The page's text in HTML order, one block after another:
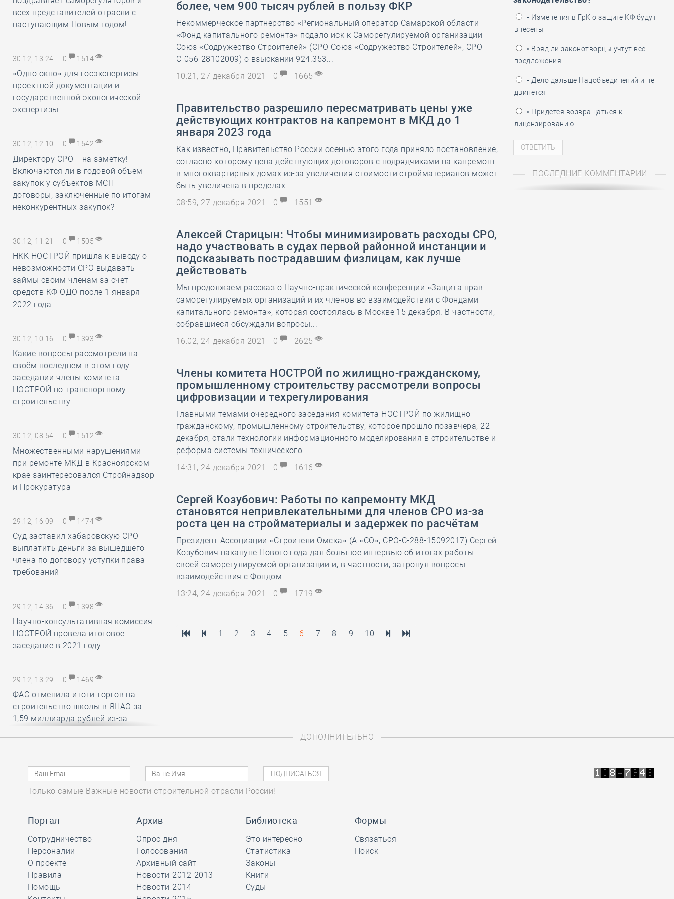
28 мая
всех представителей отрасли с
наступающим Новым годом!
30.12, 13:24 0 1514
«Одно окно» для госэкспертизы
проектной документации и
государственной экологической
экспертизы
30.12, 12:10 0 1542
Директору СРО – на заметку!
Включаются ли в годовой объём
закупок у субъектов МСП
договоры, заключённые по итогам
неконкурентных закупок?
30.12, 11:21 0 1505
НКК НОСТРОЙ пришла к выводу о
невозможности СРО выдавать
займы своим членам за счёт
средств КФ ОДО после 1 января
2022 года
30.12, 10:16 0 1393
Какие вопросы рассмотрели на
своём последнем в этом году
заседании члены комитета
НОСТРОЙ по транспортному
строительству
30.12, 08:54 0 1512
Множественными нарушениями
при ремонте МКД в Красноярском
крае заинтересовался Стройнадзор
и Прокуратура
29.12, 16:09 0 1474
Суд заставил хабаровскую СРО
выплатить деньги за вышедшего
члена по договору уступки права
требований
29.12, 14:36 0 1398
Научно-консультативная комиссия
НОСТРОЙ провела итоговое
заседание в 2021 году
29.12, 13:29 0 1469
ФАС отменила итоги торгов на
строительство школы в ЯНАО за
1,59 миллиарда рублей из-за
29.12, 12:25 0 1437
В строительный полдень. Работу
российских мэров предложили
городской среды
29.12, 11:26 0
Какие вопросы обсудили на своём
первом заседании члены комитета
НОСТРОЙ по цифровой
более, чем 900 тысяч рублей в пользу ФКР
Некоммерческое партнёрство «Региональный оператор Самарской области
«Фонд капитального ремонта» подало иск к Саморегулируемой организации
Союз «Содружество Строителей» (СРО Союз «Содружество Строителей», СРО-
С-056-28102009) о взыскании 924.353...
10:21, 27 декабря 2021
0 1665
Правительство разрешило пересматривать цены уже
действующих контрактов на капремонт в МКД до 1
января 2023 года
Как известно, Правительство России осенью этого года приняло постановление,
согласно которому цена действующих договоров с подрядчиками на капремонт
в многоквартирных домах из-за увеличения стоимости стройматериалов может
быть увеличена в пределах...
08:59, 27 декабря 2021
0 1551
Алексей Старицын: Чтобы минимизировать расходы СРО,
надо участвовать в судах первой районной инстанции и
подсказывать пострадавшим физлицам, как лучше
действовать
Мы продолжаем рассказ о Научно-практической конференции «Защита прав
саморегулируемых организаций и их членов во взаимодействии с Фондами
капитального ремонта», которая состоялась в Москве 15 декабря. В частности,
собравшиеся обсуждали вопросы...
16:02, 24 декабря 2021
0 2625
Члены комитета НОСТРОЙ по жилищно-гражданскому,
промышленному строительству рассмотрели вопросы
цифровизации и техрегулирования
Главными темами очередного заседания комитета НОСТРОЙ по жилищно-
гражданскому, промышленному строительству, которое прошло позавчера, 22
декабря, стали технологии информационного моделирования в строительстве и
реформа системы технического...
14:31, 24 декабря 2021
0 1616
Сергей Козубович: Работы по капремонту МКД
становятся непривлекательными для членов СРО из-за
роста цен на стройматериалы и задержек по расчётам
Президент Ассоциации «Строители Омска» (А «СО», СРО-С-288-15092017) Сергей
Козубович накануне Нового года дал большое интервью об итогах работы
своей саморегулируемой организации и, в частности, затронул вопросы
взаимодействия с Фондом...
13:24, 24 декабря 2021
0 1719
1 2 3 4 5 6 7 8 9 10
• Изменения в ГрК о защите КФ будут
внесены
• Вряд ли законотворцы учтут все
предложения
• Дело дальше Нацобъединений и не
двинется
• Придётся возвращаться к
лицензированию…
ПОСЛЕДНИЕ КОММЕНТАРИИ
ДОПОЛНИТЕЛЬНО
Только самые Важные новости строительной отрасли России!
Портал
Сотрудничество
Персоналии
О проекте
Правила
Помощь
Архив
Опрос дня
Голосования
Архивный сайт
Новости 2012-2013
Новости 2014
Библиотека
Это интересно
Статистика
Законы
Книги
Суды
Формы
Связаться
Поиск